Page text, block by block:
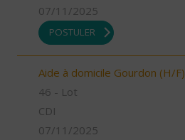
07/11/2025
POSTULER
Aide à domicile Gourdon (H/F)
46 - Lot
CDI
07/11/2025